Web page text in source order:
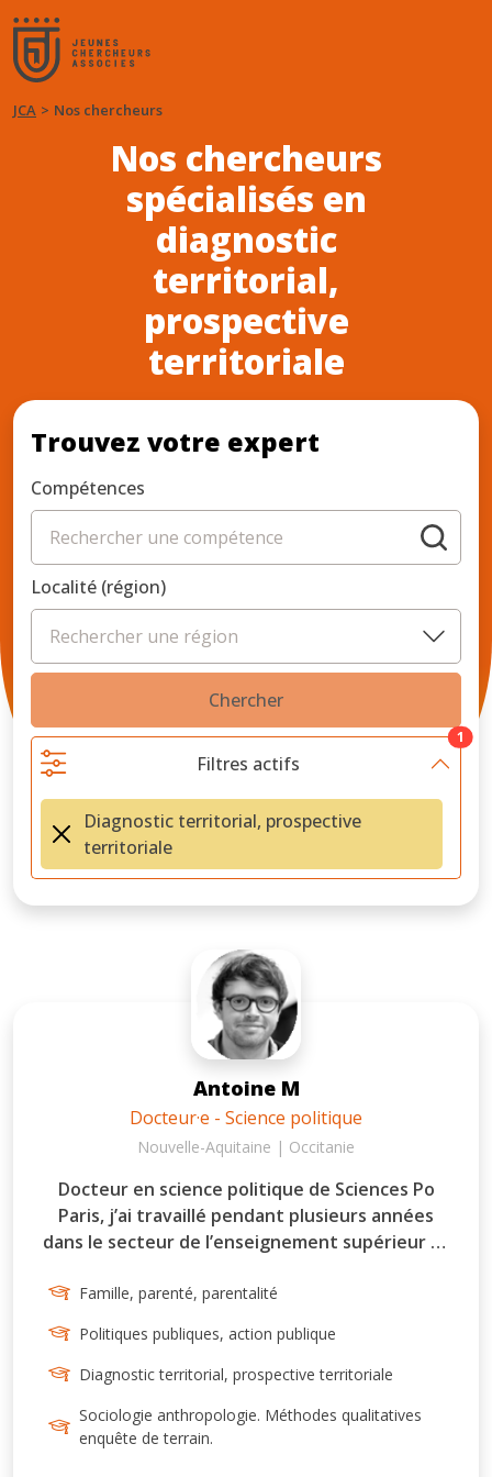
JCA Nos chercheurs
Nos chercheurs
spécialisés en
diagnostic
territorial,
prospective
territoriale
Trouvez votre expert
Compétences
Localité (région)
Chercher
Filtres actifs
1
Diagnostic territorial, prospective
territoriale
Antoine M
Docteur·e - Science politique
Nouvelle-Aquitaine | Occitanie
Docteur en science politique de Sciences Po
Paris, j’ai travaillé pendant plusieurs années
dans le secteur de l’enseignement supérieur et
emprunter une des passerelles qu’offre ma
discipline d’origine, la science politique, vers des
carrières extra-académiques et à m’orienter
vers la fonction publique territoriale. J’ai ainsi
collectivités locales – comme chargé de mission
en évaluation des politiques publiques à la
Famille, parenté, parentalité
Politiques publiques, action publique
Diagnostic territorial, prospective territoriale
Sociologie anthropologie. Méthodes qualitatives
enquête de terrain.